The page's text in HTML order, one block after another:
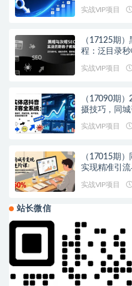
实战VIP项目
（17125期
程：泛目录
实战VIP项目
（17090期
摄技巧，同
实战VIP项目
（17015期
实现精准引
实战VIP项目
站长微信